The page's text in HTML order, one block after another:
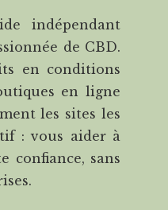
indépendant
de CBD.
en conditions
en ligne
les sites les
: vous aider à
confiance, sans